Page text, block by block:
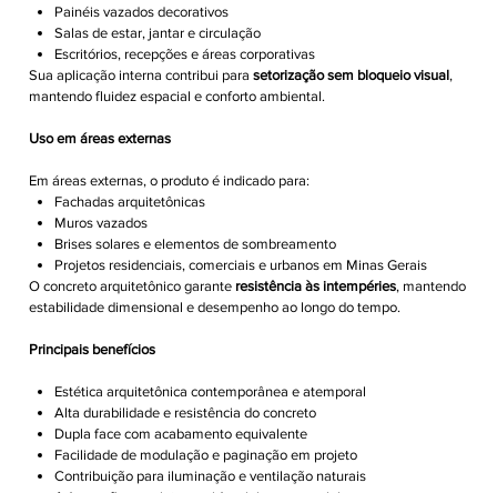
Painéis vazados decorativos
Salas de estar, jantar e circulação
Escritórios, recepções e áreas corporativas
Sua aplicação interna contribui para setorização sem bloqueio visual,
mantendo fluidez espacial e conforto ambiental.
Uso em áreas externas
Em áreas externas, o produto é indicado para:
Fachadas arquitetônicas
Muros vazados
Brises solares e elementos de sombreamento
Projetos residenciais, comerciais e urbanos em Minas Gerais
O concreto arquitetônico garante resistência às intempéries, mantendo
estabilidade dimensional e desempenho ao longo do tempo.
Principais benefícios
Estética arquitetônica contemporânea e atemporal
Alta durabilidade e resistência do concreto
Dupla face com acabamento equivalente
Facilidade de modulação e paginação em projeto
Contribuição para iluminação e ventilação naturais